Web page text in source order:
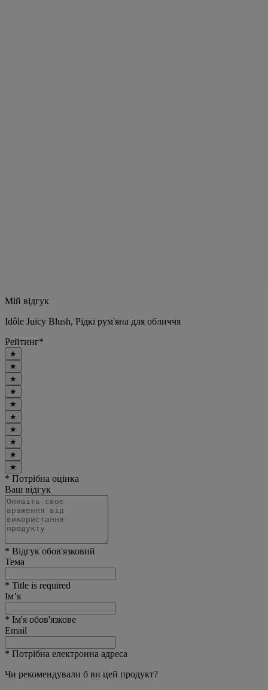
Мій відгук
Idôle Juicy Blush, Рідкі рум'яна для обличчя
Рейтинг*
★
★
★
★
★
★
★
★
★
★
* Потрібна оцінка
Ваш відгук
* Відгук обов'язковий
Тема
* Title is required
Ім’я
* Ім'я обов'язкове
Email
* Потрібна електронна адреса
Чи рекомендували б ви цей продукт?